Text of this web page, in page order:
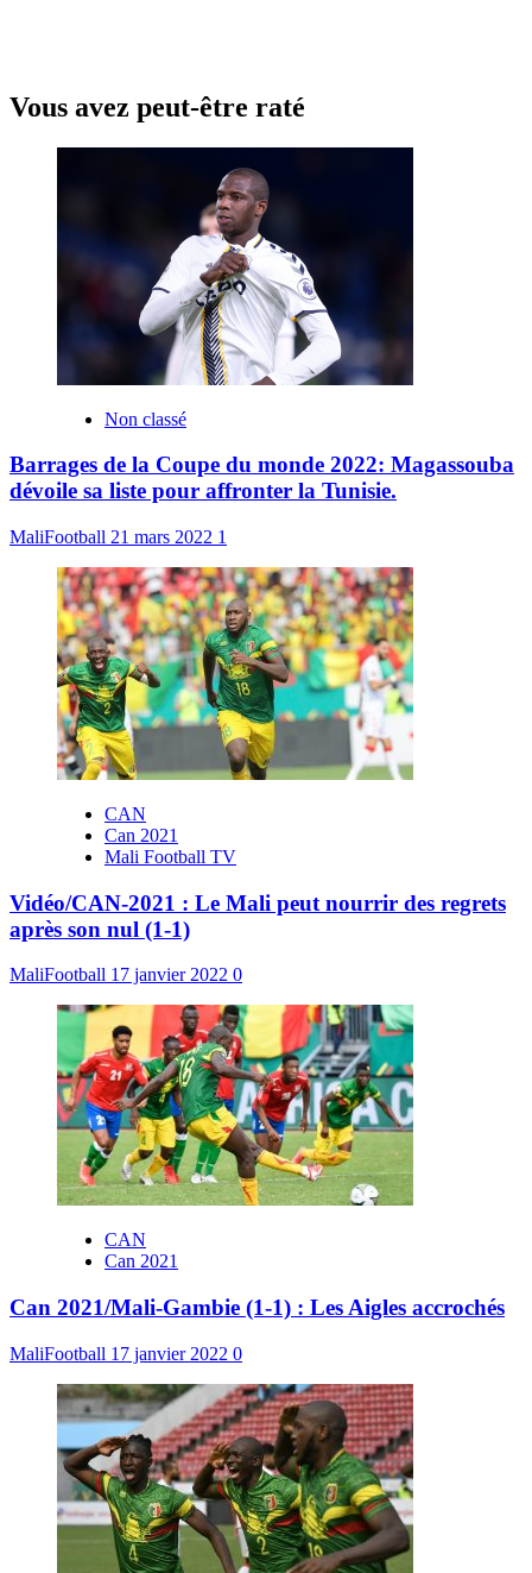
Vous avez peut-être raté
Non classé
Barrages de la Coupe du monde 2022: Magassouba
dévoile sa liste pour affronter la Tunisie.
MaliFootball 21 mars 2022 1
CAN
Can 2021
Mali Football TV
Vidéo/CAN-2021 : Le Mali peut nourrir des regrets
après son nul (1-1)
MaliFootball 17 janvier 2022 0
CAN
Can 2021
Can 2021/Mali-Gambie (1-1) : Les Aigles accrochés
MaliFootball 17 janvier 2022 0